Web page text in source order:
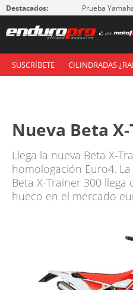
Destacados: Prueba
SUSCRÍBETE CILINDRADAS
Nueva Beta
Llega la nueva Beta X-
homologación Euro4.
Beta X-Trainer 300
hueco en el mercado